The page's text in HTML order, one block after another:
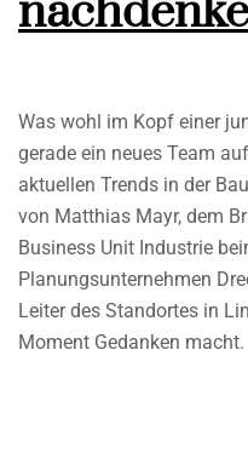
Was wohl im Kopf einer
gerade ein neues Team
aktuellen Trends in der
von Matthias Mayr, dem
Business Unit Industrie
Planungsunternehmen
Leiter des Standortes in
Moment Gedanken macht.